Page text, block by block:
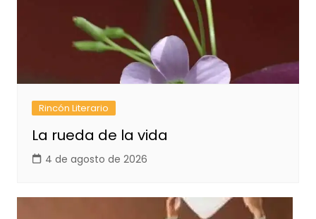
Rincón Literario
La rueda de la vida
4 de agosto de 2026